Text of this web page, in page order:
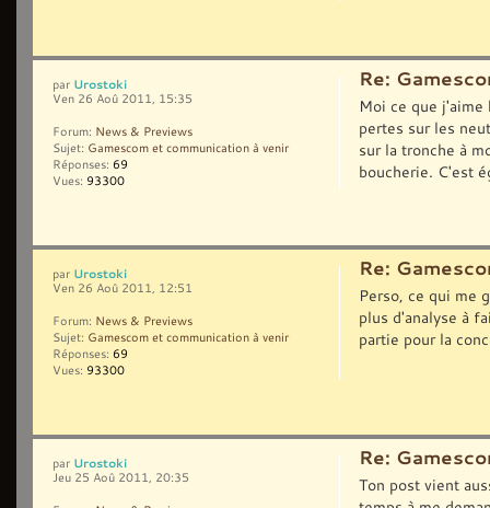
Re:
Moi ce que j'aime
pertes sur les
sur la tronche à
boucherie. C'est
par Urostoki
Ven 26 Aoû 2011, 15:35
Forum: News & Previews
Sujet: Gamescom et communication à venir
Réponses: 69
Vues: 93300
Re:
Perso, ce qui me
plus d'analyse à
partie pour la
par Urostoki
Ven 26 Aoû 2011, 12:51
Forum: News & Previews
Sujet: Gamescom et communication à venir
Réponses: 69
Vues: 93300
Re:
Ton post vient
par Urostoki
Jeu 25 Aoû 2011, 20:35